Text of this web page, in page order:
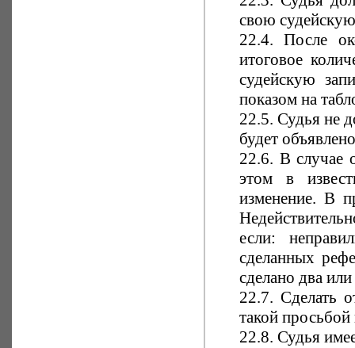
свою
22.4. После
итоговое
судейскую
показом на
22.5. Судья не
будет
22.6. В случае
этом в
изменение. В
если:
сделанных
сделано два
22.7. Сделать
такой
22.8. Судья